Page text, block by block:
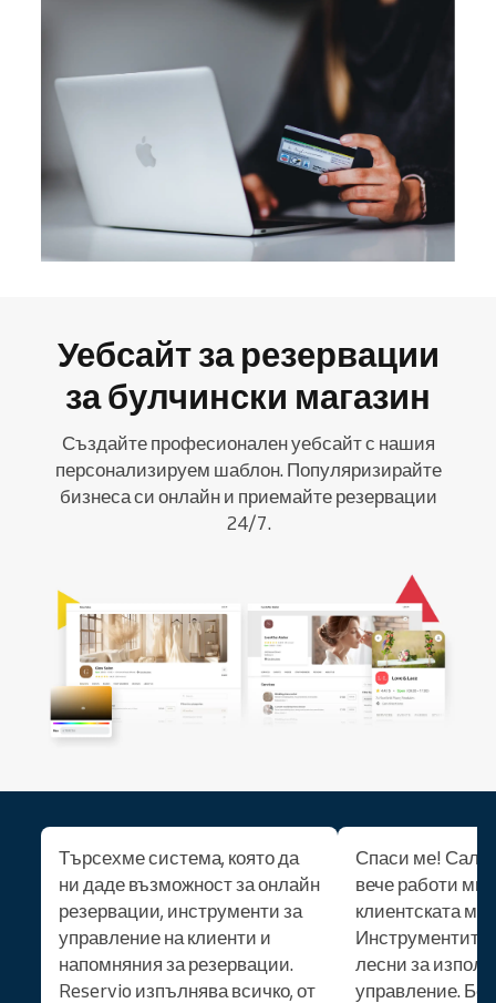
Уебсайт за резервации
за булчински магазин
Създайте професионален уебсайт с нашия
персонализируем шаблон. Популяризирайте
бизнеса си онлайн и приемайте резервации
24/7.
Търсехме система, която да
ни даде възможност за онлайн
резервации, инструменти за
управление на клиенти и
напомняния за резервации.
Reservio изпълнява всичко, от
Спаси ме!
вече работи
клиентската ми
Инструментите
лесни за
управление.